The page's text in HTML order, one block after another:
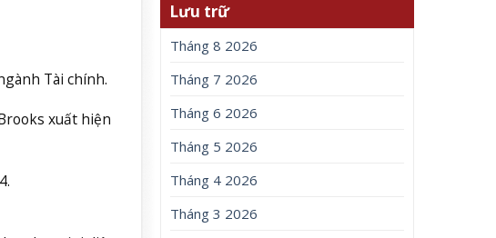
Tài chính.
xuất hiện
Lưu trữ
Tháng 8 2026
Tháng 7 2026
Tháng 6 2026
Tháng 5 2026
Tháng 4 2026
Tháng 3 2026